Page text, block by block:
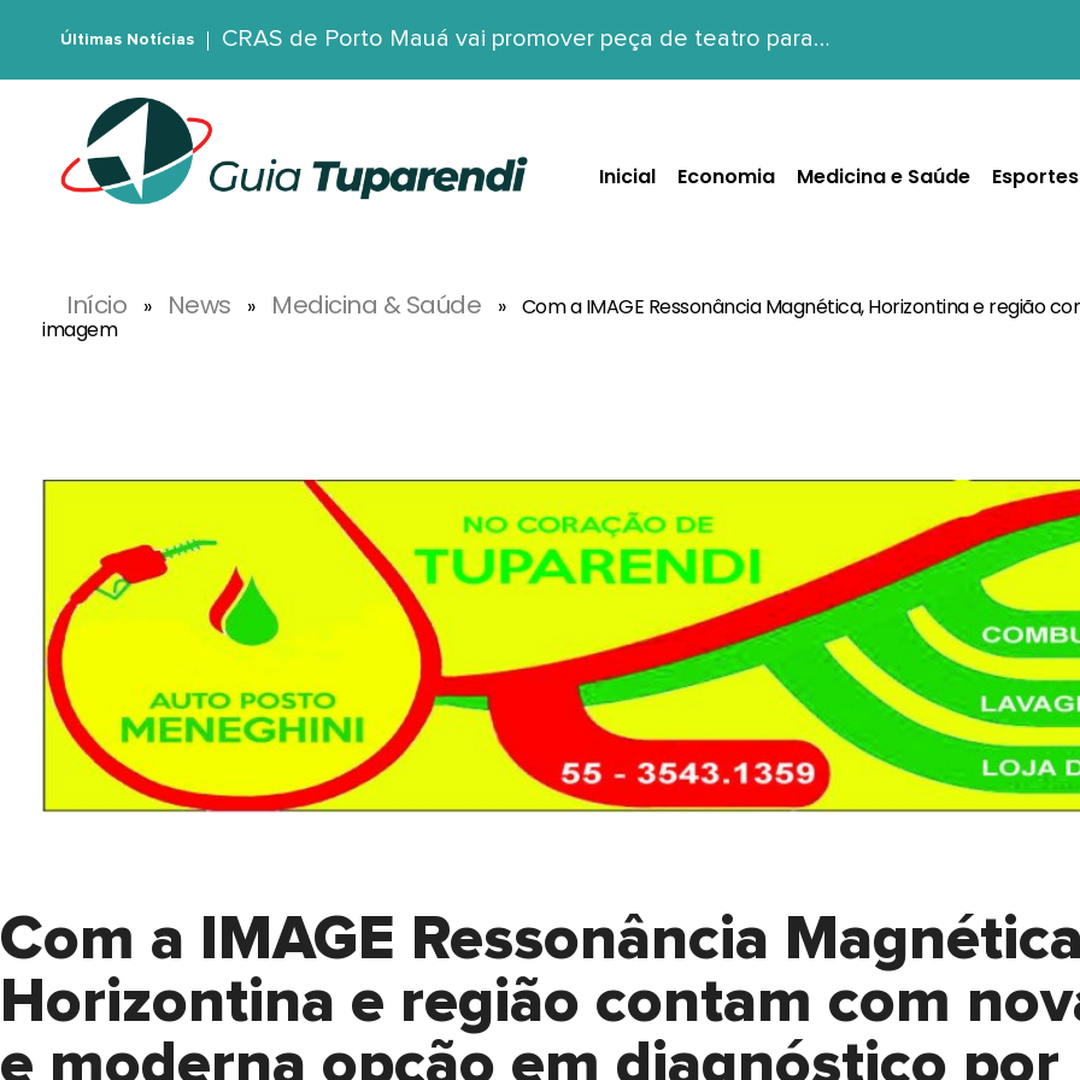
Últimas Notícias CRAS de Porto Mauá vai promover peça de teatro para…
Inicial Economia Medicina e Saúde Esportes
Início » News » Medicina & Saúde » Com a IMAGE Ressonância Magnética, Horizontina e região
imagem
Com a IMAGE Ressonância
Horizontina e região contam com
e moderna opção em diagnóstico por